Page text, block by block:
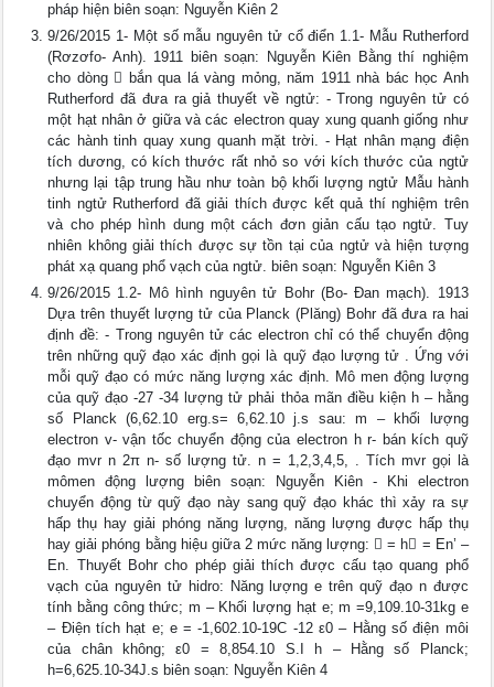
pháp hiện biên soạn: Nguyễn Kiên 2
9/26/2015 1- Một số mẫu nguyên tử cổ điển 1.1- Mẫu Rutherford
(Rơzơfo- Anh). 1911 biên soạn: Nguyễn Kiên Bằng thí nghiệm
cho dòng  bắn qua lá vàng mỏng, năm 1911 nhà bác học Anh
Rutherford đã đưa ra giả thuyết về ngtử: - Trong nguyên tử có
một hạt nhân ở giữa và các electron quay xung quanh giống như
các hành tinh quay xung quanh mặt trời. - Hạt nhân mạng điện
tích dương, có kích thước rất nhỏ so với kích thước của ngtử
nhưng lại tập trung hầu như toàn bộ khối lượng ngtử Mẫu hành
tinh ngtử Rutherford đã giải thích được kết quả thí nghiệm trên
và cho phép hình dung một cách đơn giản cấu tạo ngtử. Tuy
nhiên không giải thích được sự tồn tại của ngtử và hiện tượng
phát xạ quang phổ vạch của ngtử. biên soạn: Nguyễn Kiên 3
9/26/2015 1.2- Mô hình nguyên tử Bohr (Bo- Đan mạch). 1913
Dựa trên thuyết lượng tử của Planck (Plăng) Bohr đã đưa ra hai
định đề: - Trong nguyên tử các electron chỉ có thể chuyển động
trên những quỹ đạo xác định gọi là quỹ đạo lượng tử . Ứng với
mỗi quỹ đạo có mức năng lượng xác định. Mô men động lượng
của quỹ đạo -27 -34 lượng tử phải thỏa mãn điều kiện h – hằng
số Planck (6,62.10 erg.s= 6,62.10 j.s sau: m – khối lượng
electron v- vận tốc chuyển động của electron h r- bán kích quỹ
đạo mvr n 2π n- số lượng tử. n = 1,2,3,4,5, . Tích mvr gọi là
mômen động lượng biên soạn: Nguyễn Kiên - Khi electron
chuyển động từ quỹ đạo này sang quỹ đạo khác thì xảy ra sự
hấp thụ hay giải phóng năng lượng, năng lượng được hấp thụ
hay giải phóng bằng hiệu giữa 2 mức năng lượng:  = h = En’ –
En. Thuyết Bohr cho phép giải thích được cấu tạo quang phổ
vạch của nguyên tử hidro: Năng lượng e trên quỹ đạo n được
tính bằng công thức; m – Khối lượng hạt e; m =9,109.10-31kg e
– Điện tích hạt e; e = -1,602.10-19C -12 ε0 – Hằng số điện môi
của chân không; ε0 = 8,854.10 S.I h – Hằng số Planck;
h=6,625.10-34J.s biên soạn: Nguyễn Kiên 4